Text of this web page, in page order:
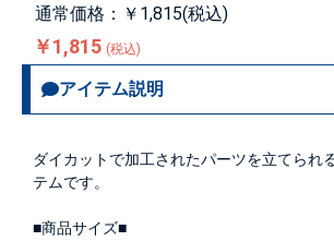
通常価格：￥1,815(税込)
￥1,815 (税込)
アイテム説明
ダイカットで加工されたパーツを立てられ
テムです。
■商品サイズ■